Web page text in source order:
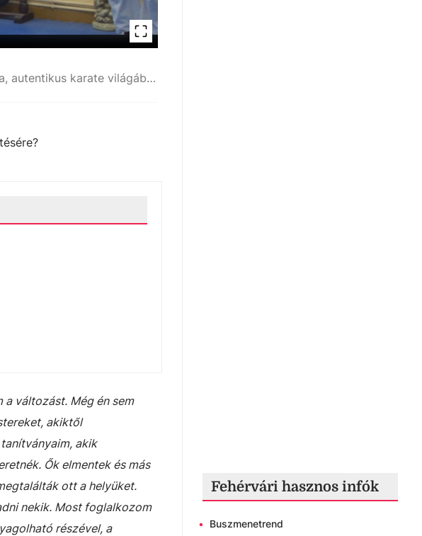
Rétlaki Gábor a színtiszta, autentikus karate világába viszi el tanítványait
változást. Még én sem
akiktől
akik
Ők elmentek és más
ott a helyüket.
nekik. Most foglalkozom
részével, a
Fehérvári hasznos infók
• Buszmenetrend